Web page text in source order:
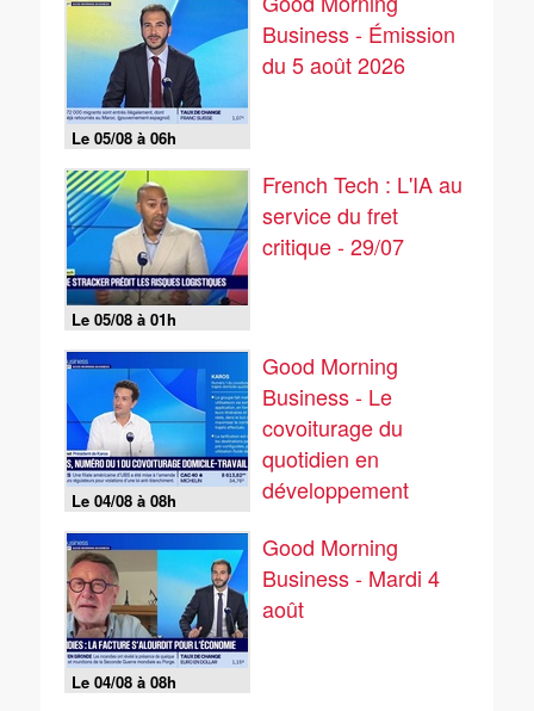
Le 05/08 à 06h
Business - Émission
du 5 août 2026
Le 05/08 à 01h
French Tech : L'IA au
service du fret
critique - 29/07
Le 04/08 à 08h
Good Morning
Business - Le
covoiturage du
quotidien en
développement
Le 04/08 à 08h
Good Morning
Business - Mardi 4
août